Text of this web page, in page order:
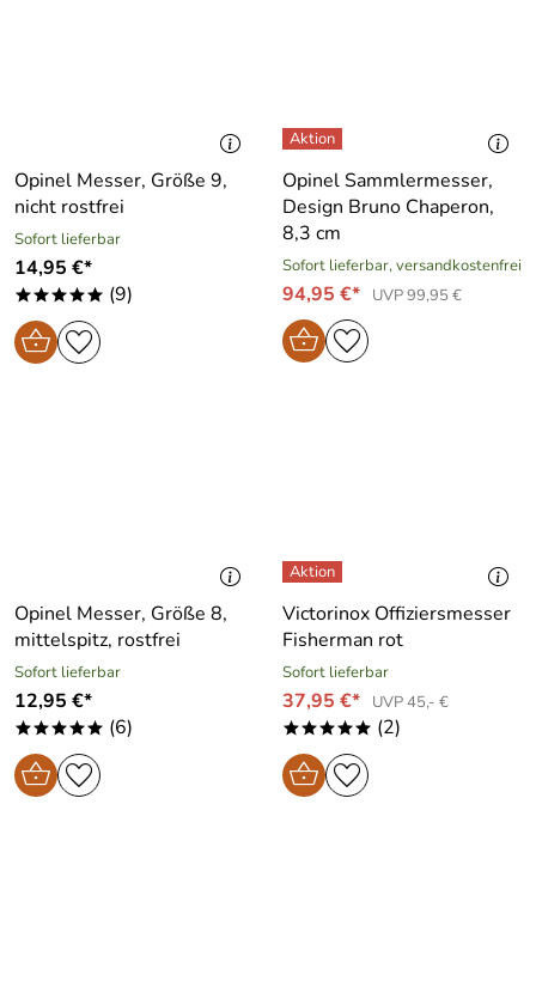
Opinel Messer, Größe 9,
nicht rostfrei
Sofort lieferbar
14,95 €*
***** (9)
Opinel Sammlermesser,
Design Bruno Chaperon,
8,3 cm
Sofort lieferbar, versandkostenfrei
94,95 €* UVP 99,95 €
Opinel Messer, Größe 8,
mittelspitz, rostfrei
Sofort lieferbar
12,95 €*
***** (6)
Victorinox Offiziersmesser
Fisherman rot
Sofort lieferbar
37,95 €* UVP 45,- €
***** (2)